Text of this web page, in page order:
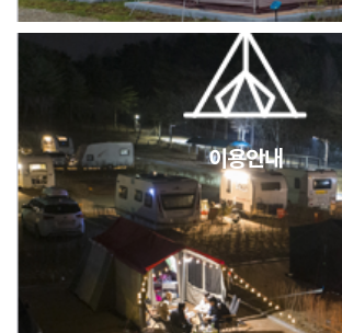
캠핑장(9월1일~6일) 미운영 공지
2026년 5월 캠핑장 안점 점검의 날
캠핑장(9월1일~6일) 미운영 공지
이용안내